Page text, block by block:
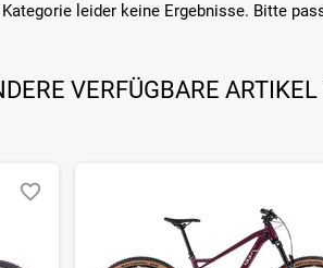
leider keine Ergebnisse. Bitte
VERFÜGBARE